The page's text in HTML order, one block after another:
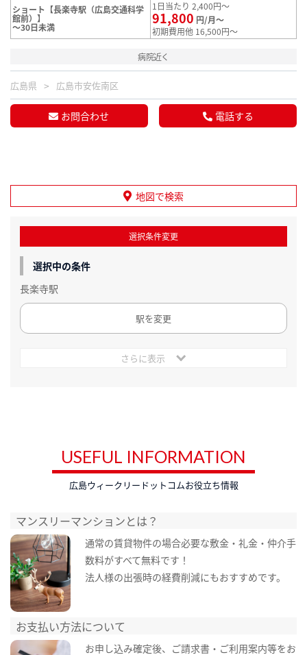
ショート【長楽寺駅（広島交通科学
館前）】
～30日未満
1日当たり 2,400円～
91,800 円/月～
初期費用他 16,500円～
病院近く
広島県 広島市安佐南区
お問合わせ 電話する
地図で検索
選択条件変更
選択中の条件
長楽寺駅
駅を変更
さらに表示
USEFUL INFORMATION
広島ウィークリードットコムお役立ち情報
マンスリーマンションとは？
通常の賃貸物件の場合必要な敷金・礼金・仲介手
数料がすべて無料です！
法人様の出張時の経費削減にもおすすめです。
お支払い方法について
お申し込み確定後、ご請求書・ご利用案内等をお